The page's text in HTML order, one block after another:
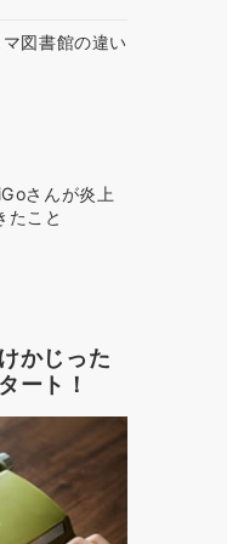
図書館の違い
さんが炎上
たこと
かじった
ート！